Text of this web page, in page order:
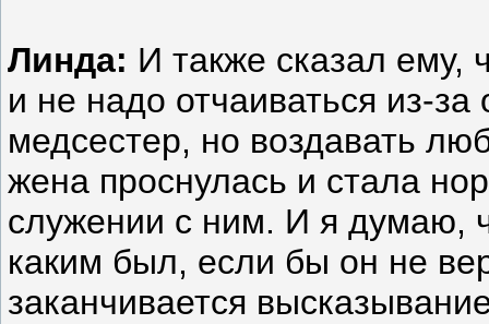
Линда: И также сказал ему,
и не надо отчаиваться из-
медсестер, но воздавать
жена проснулась и стала
служении с ним. И я думаю,
каким был, если бы он не
заканчивается